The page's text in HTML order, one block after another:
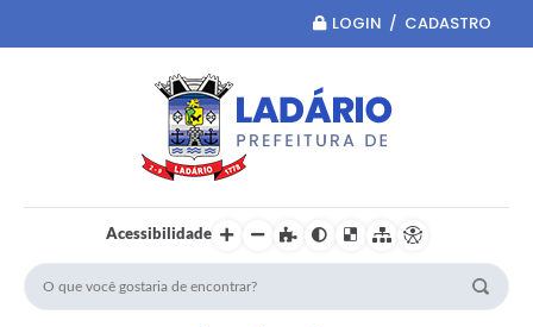
LOGIN / CADASTRO
Acessibilidade